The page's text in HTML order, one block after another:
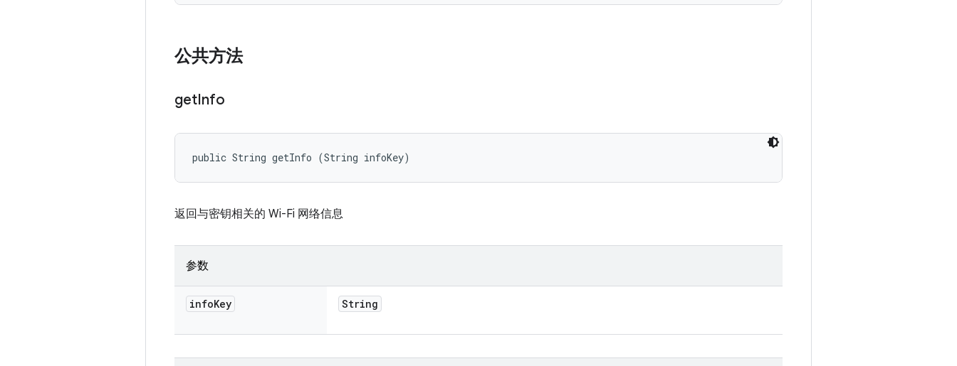
公共方法
getInfo
public String getInfo (String infoKey)
返回与密钥相关的 Wi-Fi 网络信息
参数
infoKey String